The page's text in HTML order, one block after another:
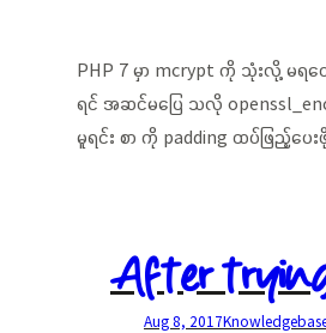
PHP 7 မှာ mcrypt ကို သုံးလို့ မရတ
ရင် အဆင်မပြေ သလို
မူရင်း စာ ကို padding ထပ်ဖြည့်ပေ
After
Aug 8, 2017